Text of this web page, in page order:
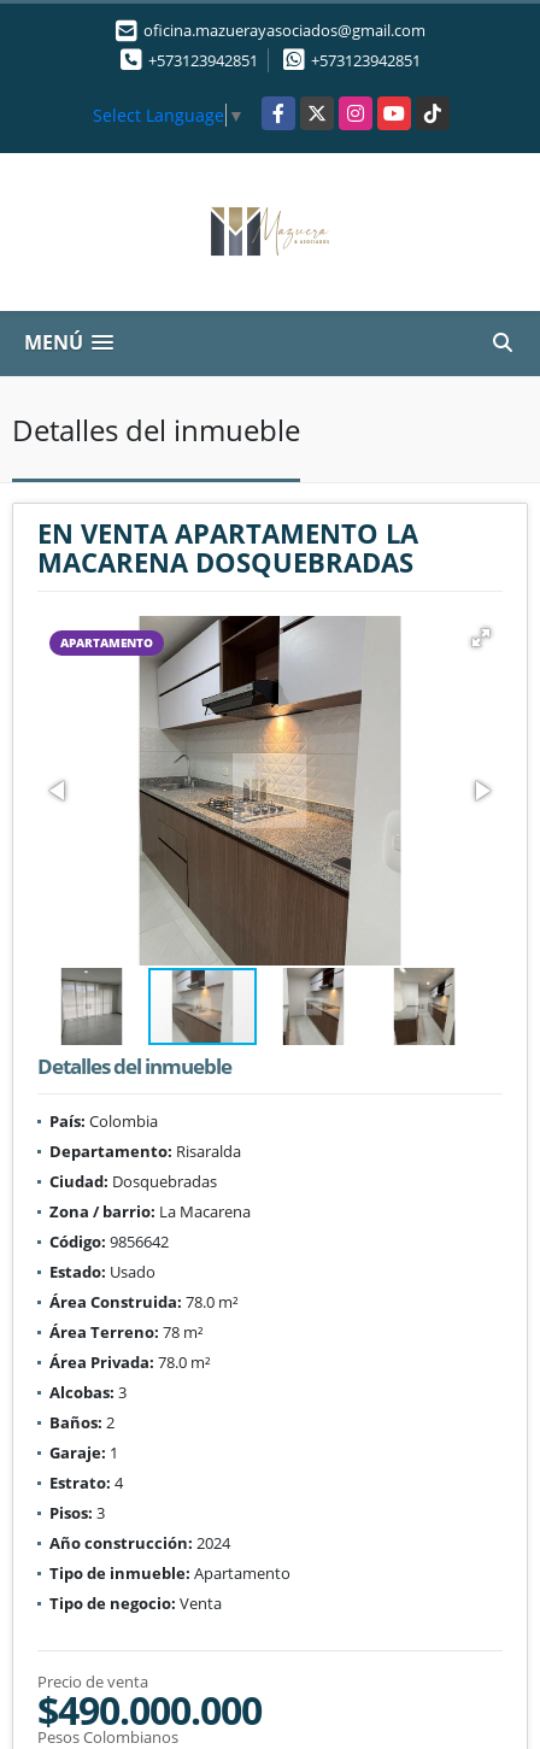
oficina.mazuerayasociados@gmail.com
+573123942851
+573123942851
Select Language ▼ Facebook
X InstagramYouTubeTikTok
MENÚ
Detalles del inmueble
EN VENTA APARTAMENTO LA
MACARENA DOSQUEBRADAS
APARTAMENTO
Detalles del inmueble
País: Colombia
Departamento: Risaralda
Ciudad: Dosquebradas
Zona / barrio: La Macarena
Código: 9856642
Estado: Usado
Área Construida: 78.0 m²
Área Terreno: 78 m²
Área Privada: 78.0 m²
Alcobas: 3
Baños: 2
Garaje: 1
Estrato: 4
Pisos: 3
Año construcción: 2024
Tipo de inmueble: Apartamento
Tipo de negocio: Venta
Precio de venta
$490.000.000
Pesos Colombianos